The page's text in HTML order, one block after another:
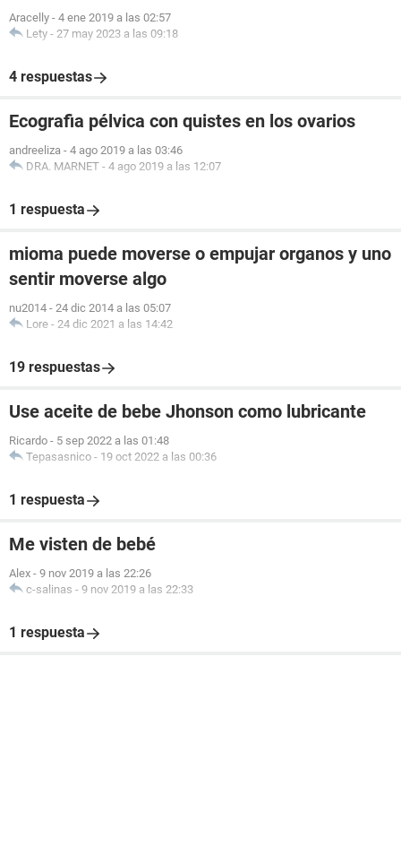
Aracelly - 4 ene 2019 a las 02:57
Lety - 27 may 2023 a las 09:18
4 respuestas
Ecografia pélvica con quistes en los ovarios
andreeliza - 4 ago 2019 a las 03:46
DRA. MARNET - 4 ago 2019 a las 12:07
1 respuesta
mioma puede moverse o empujar organos y uno
sentir moverse algo
nu2014 - 24 dic 2014 a las 05:07
Lore - 24 dic 2021 a las 14:42
19 respuestas
Use aceite de bebe Jhonson como lubricante
Ricardo - 5 sep 2022 a las 01:48
Tepasasnico - 19 oct 2022 a las 00:36
1 respuesta
Me visten de bebé
Alex - 9 nov 2019 a las 22:26
c-salinas - 9 nov 2019 a las 22:33
1 respuesta